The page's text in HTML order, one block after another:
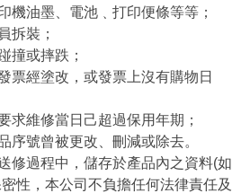
機油墨、電池﹑打印便條等等；
拆裝；
撞或摔跌；
票經塗改，或發票上沒有購物日
求維修當日己超過保用年期；
序號曾被更改、刪減或除去。
修過程中，儲存於產品內之資料(如
性，本公司不負擔任何法律責任及